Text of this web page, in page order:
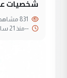
شخصيات
--منذ 21 ساعة